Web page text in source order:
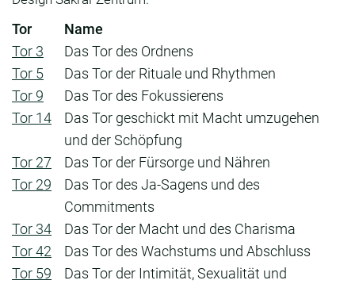
Tor
Name
Tor 3
Das Tor des Ordnens
Tor 5
Das Tor der Rituale und Rhythmen
Tor 9
Das Tor des Fokussierens
Tor 14
Das Tor geschickt mit Macht umzugehen
und der Schöpfung
Tor 27
Das Tor der Fürsorge und Nähren
Tor 29
Das Tor des Ja-Sagens und des
Commitments
Tor 34
Das Tor der Macht und des Charisma
Tor 42
Das Tor des Wachstums und Abschluss
Tor 59
Das Tor der Intimität, Sexualität und